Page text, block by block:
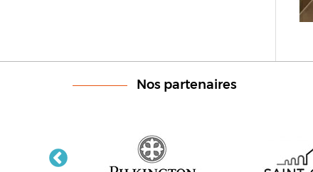
Nos partenaires